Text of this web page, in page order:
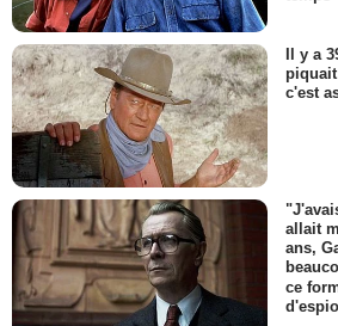
Il y a
c'est
allait
ans,
ce